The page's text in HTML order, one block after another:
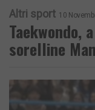
Altri sport 10
Taekwondo,
sorelline